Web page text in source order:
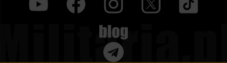
Blog